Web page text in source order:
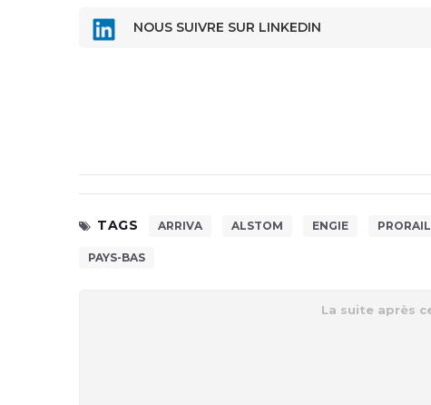
NOUS SUIVRE SUR LINKEDIN
TAGS
ARRIVA ALSTOM ENGIE PRORAIL
PAYS-BAS